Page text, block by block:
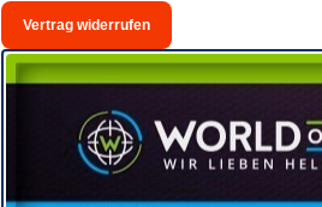
Vertrag widerrufen